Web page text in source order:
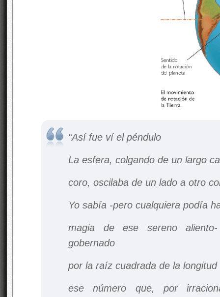
“Así fue ví el péndulo
La esfera, colgando de un largo
coro, oscilaba de un lado a otro
Yo sabía -pero cualquiera podía
magia de ese sereno
gobernado
por la raíz cuadrada de la
ese número que, por